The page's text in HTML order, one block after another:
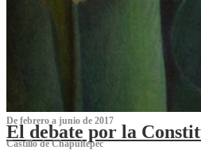
De febrero a junio de 2017
El debate por la
Castillo de Chapultepec